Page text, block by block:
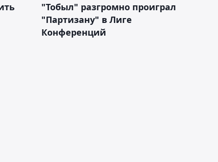
"Тобыл" разгромно проиграл
"Партизану" в Лиге
Конференций